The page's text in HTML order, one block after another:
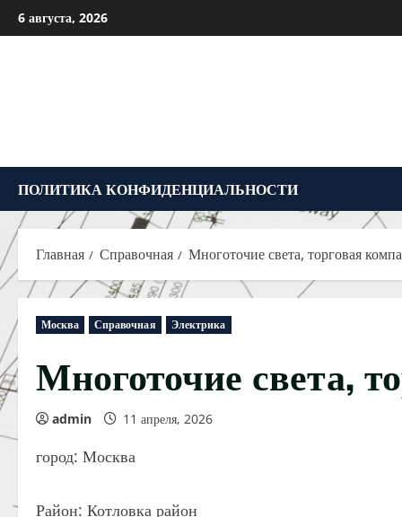
Перейти
к
6 августа, 2026
ПОЛИТИКА КОНФИДЕНЦИАЛЬНОСТИ
Главная Справочная Многоточие света, торговая
Москва Справочная Электрика
Многоточие света,
admin 11 апреля, 2026
город: Москва
Район: Котловка район